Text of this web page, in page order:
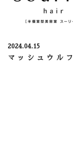
2024.04.15
マッシュウルフ